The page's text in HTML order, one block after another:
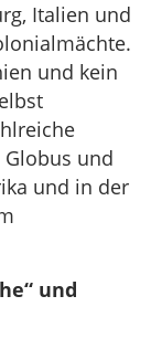
Italien und
und kein
und
und in der
und